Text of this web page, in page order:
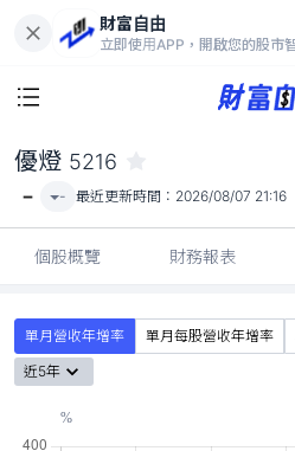
財富自由
立即使用APP，開啟您的股市
-
優燈 5216
- - 最近更新時間： 2026/08/07 21:16
個股概覽 財務報表
單月營收年增率 單月每股營收年增率
近5年